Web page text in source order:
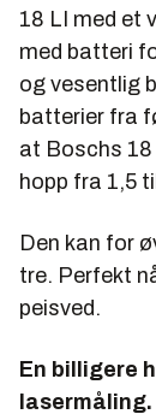
18 LI med et
med batteri
og vesentlig
batterier fra
at Boschs
hopp fra 1,5
Den kan for
tre. Perfekt
peisved.
En billigere